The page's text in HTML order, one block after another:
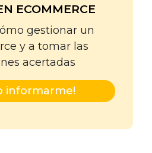
ECOMMERCE
gestionar un
y a tomar las
acertadas
informarme!